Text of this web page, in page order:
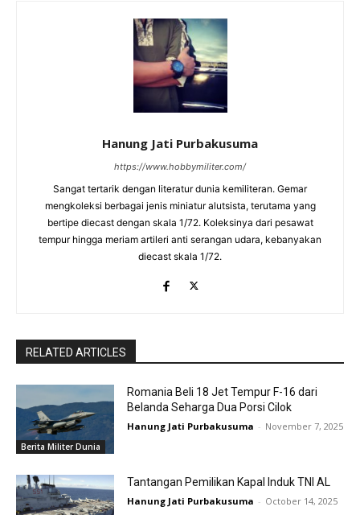
Hanung Jati Purbakusuma
https://www.hobbymiliter.com/
Sangat tertarik dengan literatur dunia kemiliteran. Gemar
mengkoleksi berbagai jenis miniatur alutsista, terutama yang
bertipe diecast dengan skala 1/72. Koleksinya dari pesawat
tempur hingga meriam artileri anti serangan udara, kebanyakan
diecast skala 1/72.
RELATED ARTICLES
Berita Militer Dunia
Romania Beli 18 Jet Tempur F-16 dari
Belanda Seharga Dua Porsi Cilok
Hanung Jati Purbakusuma - November 7, 2025
Tantangan Pemilikan Kapal Induk TNI AL
Hanung Jati Purbakusuma - October 14, 2025